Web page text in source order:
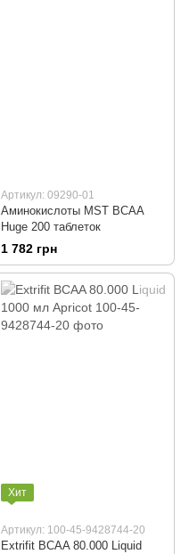
Артикул: 09290-01
Аминокислоты MST BCAA
Huge 200 таблеток
1 782 грн
Хит
Артикул: 100-45-9428744-20
Extrifit BCAA 80.000 Liquid